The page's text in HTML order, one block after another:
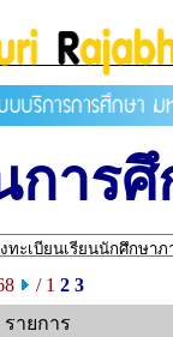
ารศึ
/ 1 2 3
รายการ